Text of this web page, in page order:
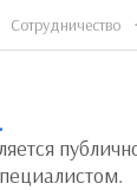
Сотрудничество